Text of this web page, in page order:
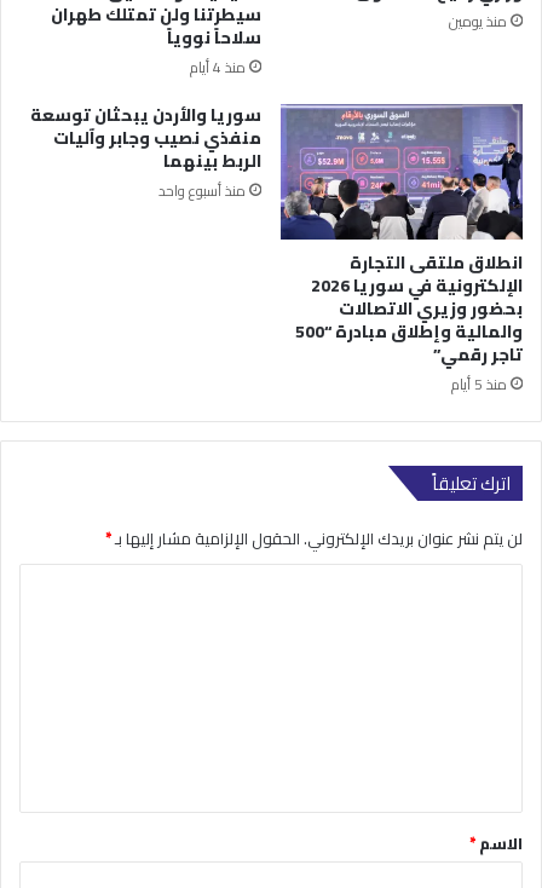
منذ يومين سيطرتنا ولن تمتلك طهران
سلاحاً نووياً
منذ 4 أيام
انطلاق ملتقى التجارة
الإلكترونية في سوريا 2026
بحضور وزيري الاتصالات
والمالية وإطلاق مبادرة “500
تاجر رقمي”
منذ 5 أيام
سوريا والأردن يبحثان توسعة
منفذي نصيب وجابر وآليات
الربط بينهما
منذ أسبوع واحد
اترك تعليقاً
لن يتم نشر عنوان بريدك الإلكتروني.الحقول الإلزامية مشار إليها بـ*
*الاسم*